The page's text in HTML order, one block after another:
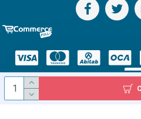
Todos los derechos reservados - Diser S.A.S.